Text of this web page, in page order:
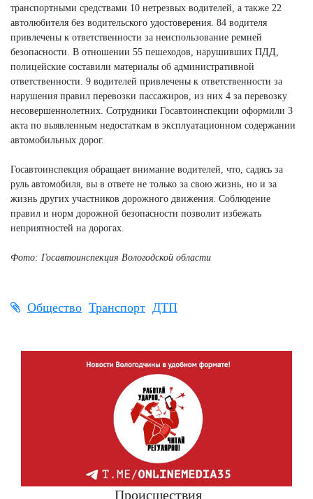
транспортными средствами 10 нетрезвых водителей, а также 22
автолюбителя без водительского удостоверения. 84 водителя
привлечены к ответственности за неиспользование ремней
безопасности. В отношении 55 пешеходов, нарушивших ПДД,
полицейские составили материалы об административной
ответственности. 9 водителей привлечены к ответственности за
нарушения правил перевозки пассажиров, из них 4 за перевозку
несовершеннолетних. Сотрудники Госавтоинспекции оформили 3
акта по выявленным недостаткам в эксплуатационном содержании
автомобильных дорог.
Госавтоинспекция обращает внимание водителей, что, садясь за
руль автомобиля, вы в ответе не только за свою жизнь, но и за
жизнь других участников дорожного движения. Соблюдение
правил и норм дорожной безопасности позволит избежать
неприятностей на дорогах.
Фото: Госавтоинспекция Вологодской области
Общество Транспорт ДТП
Происшествия